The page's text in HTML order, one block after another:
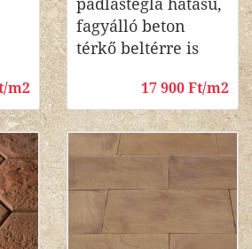
m2
padlástégla hatású,
fagyálló beton
térkő beltérre is
17 900 Ft/m2